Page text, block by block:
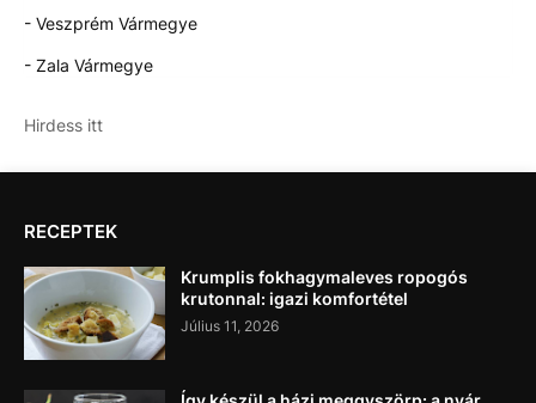
- Veszprém Vármegye
- Zala Vármegye
Hirdess itt
RECEPTEK
Krumplis fokhagymaleves ropogós
krutonnal: igazi komfortétel
Július 11, 2026